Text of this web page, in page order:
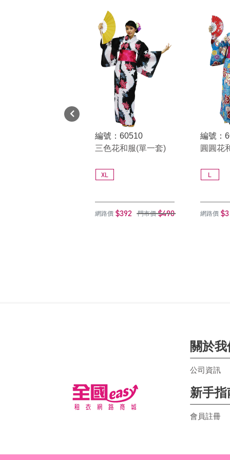
編號：60510
三色花和服(單一套)
XL
網路價 $392 門市價 $490
編號：
圓圓花
L
網路價
關於我
公司資訊
新手指
會員註冊